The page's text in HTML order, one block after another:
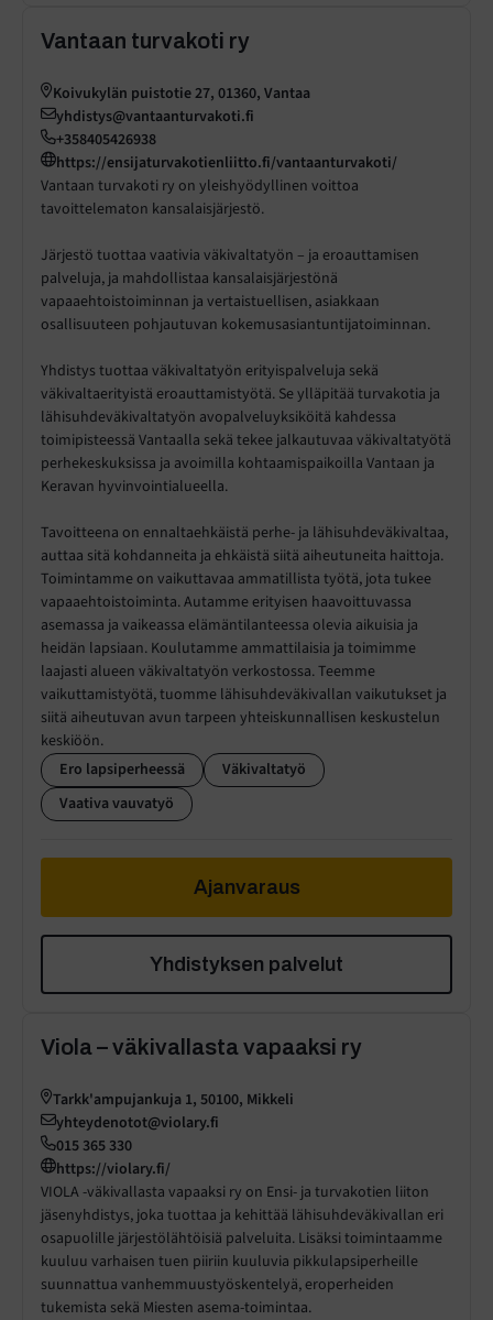
Vantaan turvakoti ry
Koivukylän puistotie 27, 01360, Vantaa
yhdistys@vantaanturvakoti.fi
+358405426938
https://ensijaturvakotienliitto.fi/vantaanturvakoti/
Vantaan turvakoti ry on yleishyödyllinen voittoa
tavoittelematon kansalaisjärjestö.
Järjestö tuottaa vaativia väkivaltatyön – ja eroauttamisen
palveluja, ja mahdollistaa kansalaisjärjestönä
vapaaehtoistoiminnan ja vertaistuellisen, asiakkaan
osallisuuteen pohjautuvan kokemusasiantuntijatoiminnan.
Yhdistys tuottaa väkivaltatyön erityispalveluja sekä
väkivaltaerityistä eroauttamistyötä. Se ylläpitää turvakotia ja
lähisuhdeväkivaltatyön avopalveluyksiköitä kahdessa
toimipisteessä Vantaalla sekä tekee jalkautuvaa väkivaltatyötä
perhekeskuksissa ja avoimilla kohtaamispaikoilla Vantaan ja
Keravan hyvinvointialueella.
Tavoitteena on ennaltaehkäistä perhe- ja lähisuhdeväkivaltaa,
auttaa sitä kohdanneita ja ehkäistä siitä aiheutuneita haittoja.
Toimintamme on vaikuttavaa ammatillista työtä, jota tukee
vapaaehtoistoiminta. Autamme erityisen haavoittuvassa
asemassa ja vaikeassa elämäntilanteessa olevia aikuisia ja
heidän lapsiaan. Koulutamme ammattilaisia ja toimimme
laajasti alueen väkivaltatyön verkostossa. Teemme
vaikuttamistyötä, tuomme lähisuhdeväkivallan vaikutukset ja
siitä aiheutuvan avun tarpeen yhteiskunnallisen keskustelun
keskiöön.
Ero lapsiperheessä
Väkivaltatyö
Vaativa vauvatyö
Ajanvaraus
Yhdistyksen palvelut
Viola – väkivallasta vapaaksi ry
Tarkk'ampujankuja 1, 50100, Mikkeli
yhteydenotot@violary.fi
015 365 330
https://violary.fi/
VIOLA -väkivallasta vapaaksi ry on Ensi- ja turvakotien liiton
jäsenyhdistys, joka tuottaa ja kehittää lähisuhdeväkivallan eri
osapuolille järjestölähtöisiä palveluita. Lisäksi toimintaamme
kuuluu varhaisen tuen piiriin kuuluvia pikkulapsiperheille
suunnattua vanhemmuustyöskentelyä, eroperheiden
tukemista sekä Miesten asema-toimintaa.